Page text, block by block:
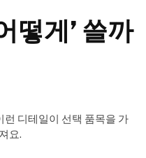
떻게’ 쓸까
런 디테일이 선택 품목을 가
요.